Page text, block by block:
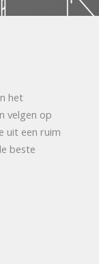
het
velgen op
uit een ruim
beste